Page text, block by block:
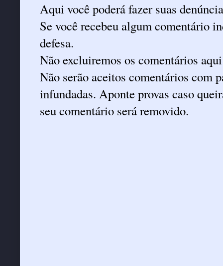
Aqui você poderá fazer suas
Se você recebeu algum comentário
defesa.
Não excluiremos os comentários
Não serão aceitos comentários com
infundadas. Aponte provas caso
seu comentário será removido.